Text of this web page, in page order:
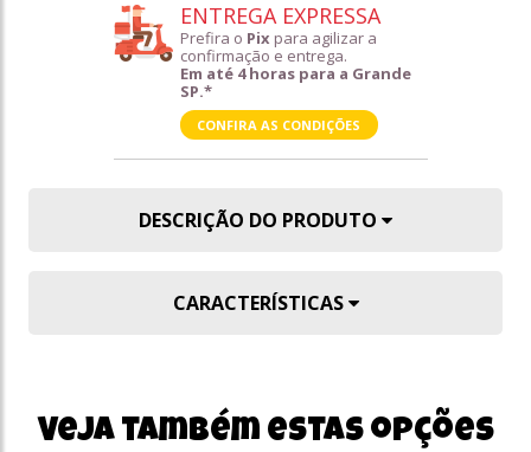
ENTREGA EXPRESSA
Prefira o Pix para agilizar a
confirmação e entrega.
Em até 4 horas para a Grande
SP.*
CONFIRA AS CONDIÇÕES
DESCRIÇÃO DO PRODUTO
CARACTERÍSTICAS
Veja também estas opções